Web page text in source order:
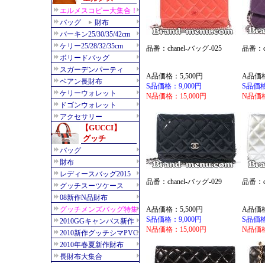
品番：chanel-バッグ-025
A品価格：5,500円
S品価格：9,000円
N品価格：15,000円
品番：
A品価
S品価
N品価
品番：chanel-バッグ-029
A品価格：5,500円
S品価格：9,000円
N品価格：15,000円
品番：
A品価
S品価
N品価